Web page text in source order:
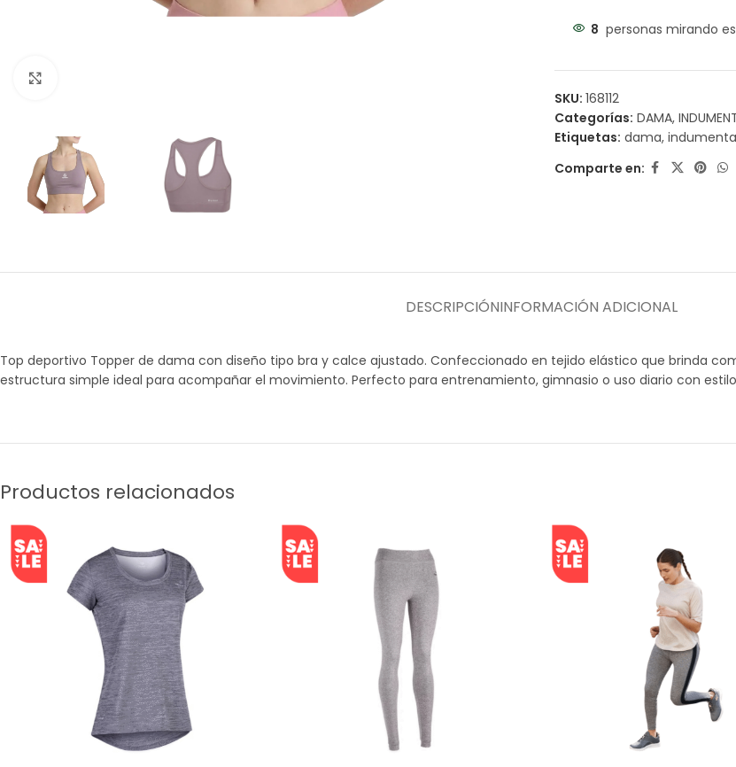
8 personas mirando
SKU: 168112
Categorías: DAMA,
Etiquetas: dama,
Comparte en:
DESCRIPCIÓNINFORMACIÓN ADICIONAL
Top deportivo Topper de dama con diseño tipo bra y calce ajustado. Confeccionado en tejido elástico que brinda
estructura simple ideal para acompañar el movimiento. Perfecto para entrenamiento, gimnasio o uso diario con
Productos relacionados